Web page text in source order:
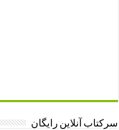
سرکتاب آنلاین رایگان